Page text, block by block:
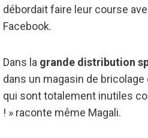
débordait faire leur course
Facebook.
Dans la grande distribution
dans un magasin de
qui sont totalement inutiles
! » raconte même Magali.